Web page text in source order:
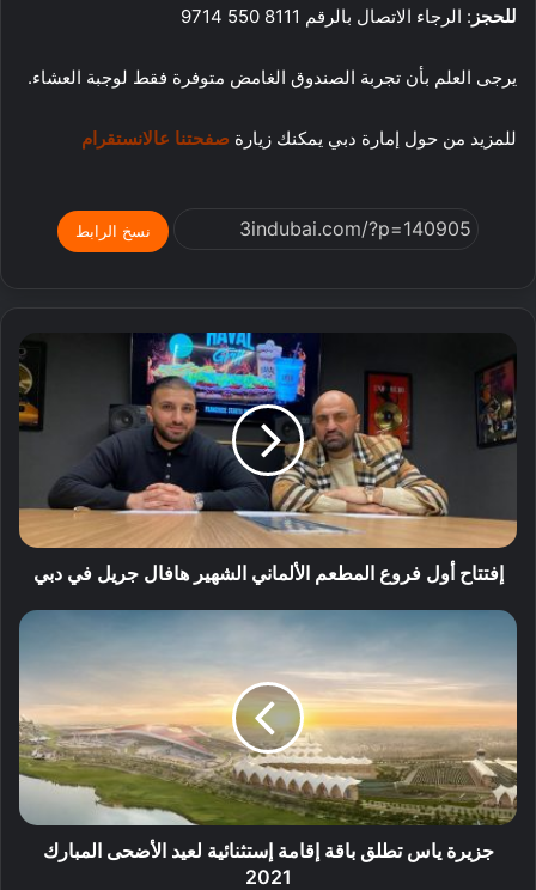
للحجز : الرجاء الاتصال بالرقم 8111 550 9714
يرجى العلم بأن تجربة الصندوق الغامض متوفرة فقط لوجبة العشاء.
للمزيد من حول إمارة دبي يمكنك زيارة صفحتنا عالانستقرام
نسخ الرابط
إفتتاح أول فروع المطعم الألماني الشهير هافال جريل في دبي
جزيرة ياس تطلق باقة إقامة إستثنائية لعيد الأضحى المبارك
2021